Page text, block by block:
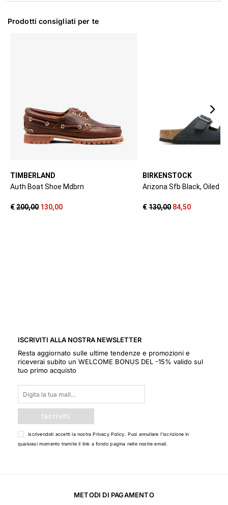
Prodotti consigliati per te
ISCRIVITI ALLA NOSTRA NEWSLETTER
Resta aggiornato sulle ultime tendenze e promozioni e
riceverai subito un WELCOME BONUS DEL -15% valido sul
tuo primo acquisto
Iscriviti
Iscrivendoti accetti la nostraPrivacy Policy . Puoi annullare l'iscrizione in
qualsiasi momento tramite il link a fondo pagina nelle nostre email.
METODI DI PAGAMENTO